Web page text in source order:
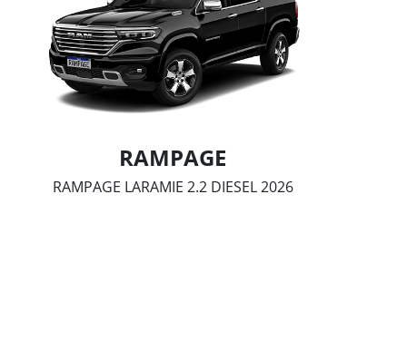
RAMPAGE
RAMPAGE LARAMIE 2.2 DIESEL 2026